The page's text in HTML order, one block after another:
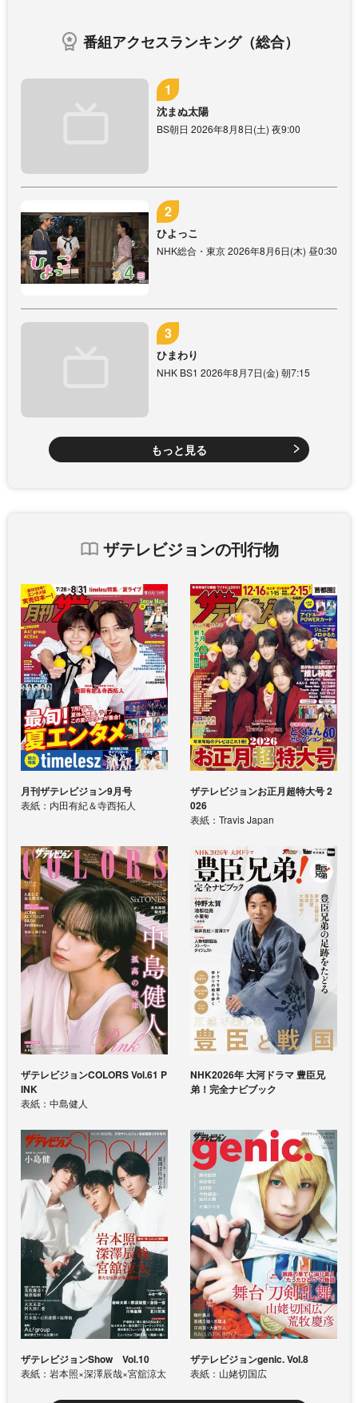
番組アクセスランキング（総合）
沈まぬ太陽
BS朝日 2026年8月8日(土) 夜9:00
ひよっこ
NHK総合・東京 2026年8月6日(木) 昼0:30
ひまわり
NHK BS1 2026年8月7日(金) 朝7:15
もっと見る
ザテレビジョンの刊行物
月刊ザテレビジョン9月号
表紙：内田有紀＆寺西拓人
ザテレビジョンお正月超特大号 2
026
表紙：Travis Japan
ザテレビジョンCOLORS Vol.61 P
INK
表紙：中島健人
NHK2026年 大河ドラマ 豊臣兄
弟！完全ナビブック
ザテレビジョンShow Vol.10
表紙：岩本照×深澤辰哉×宮舘涼太
ザテレビジョンgenic. Vol.8
表紙：山姥切国広